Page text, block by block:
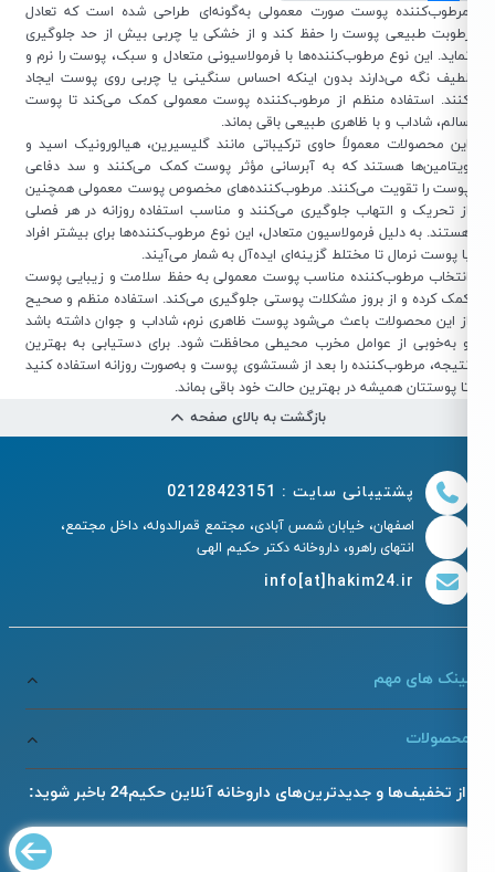
پوست صورت معمولی به‌گونه‌ای طراحی شده است که تعادل
طبیعی پوست را حفظ کند و از خشکی یا چربی بیش از حد جلوگیری
این نوع مرطوب‌کننده‌ها با فرمولاسیونی متعادل و سبک، پوست را نرم و
نگه می‌دارند بدون اینکه احساس سنگینی یا چربی روی پوست ایجاد
استفاده منظم از مرطوب‌کننده پوست معمولی کمک می‌کند تا پوست
شاداب و با ظاهری طبیعی باقی بماند.
محصولات معمولاً حاوی ترکیباتی مانند گلیسیرین، هیالورونیک اسید و
هستند که به آبرسانی مؤثر پوست کمک می‌کنند و سد دفاعی
را تقویت می‌کنند. مرطوب‌کننده‌های مخصوص پوست معمولی همچنین
تحریک و التهاب جلوگیری می‌کنند و مناسب استفاده روزانه در هر فصلی
به دلیل فرمولاسیون متعادل، این نوع مرطوب‌کننده‌ها برای بیشتر افراد
پوست نرمال تا مختلط گزینه‌ای ایده‌آل به شمار می‌آیند.
مرطوب‌کننده مناسب پوست معمولی به حفظ سلامت و زیبایی پوست
کرده و از بروز مشکلات پوستی جلوگیری می‌کند. استفاده منظم و صحیح
این محصولات باعث می‌شود پوست ظاهری نرم، شاداب و جوان داشته باشد
به‌خوبی از عوامل مخرب محیطی محافظت شود. برای دستیابی به بهترین
مرطوب‌کننده را بعد از شستشوی پوست و به‌صورت روزانه استفاده کنید
پوستتان همیشه در بهترین حالت خود باقی بماند.
بازگشت به بالای صفحه
پشتیبانی سایت : 02128423151
اصفهان، خیابان شمس آبادی، مجتمع قمرالدوله، داخل مجتمع،
انتهای راهرو، داروخانه دکتر حکیم الهی
info[at]hakim24.ir
های مهم
از تخفیف‌ها و جدیدترین‌های داروخانه آنلاین حکیم24 باخبر شوید: